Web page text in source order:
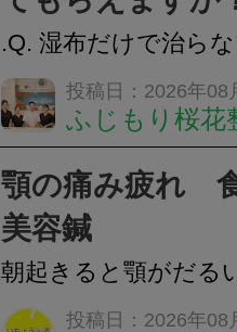
.Q. 湿布だけで治ら
らえますか？A. はい
湿布は痛みを和らげ
すが、原因そのもの
いこともあります。
原因を確認し、お一
投稿日：2026年08
ふじもり桜花
顎の痛み疲れ
美容鍼
朝起きると顎がだる
ありませんか？無意
投稿日：2026年08